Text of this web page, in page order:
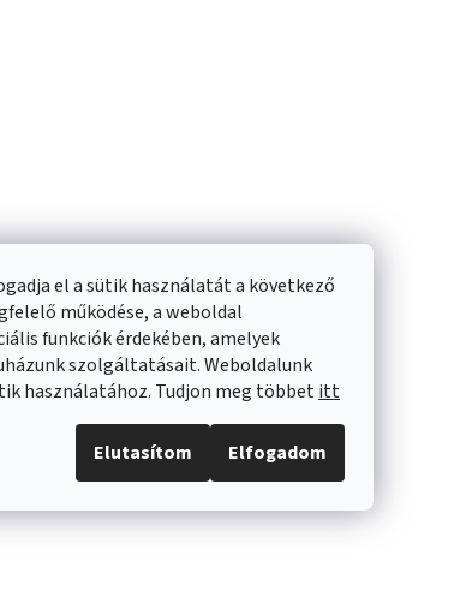
el a sütik használatát a következő
működése, a weboldal
funkciók érdekében, amelyek
szolgáltatásait. Weboldalunk
használatához. Tudjon meg többetitt
Elutasítom Elfogadom